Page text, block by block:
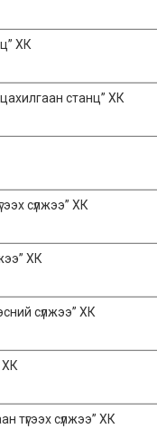
ХК
станц” ХК
сүлжээ” ХК
ХК
сүлжээ” ХК
ХК
түгээх сүлжээ” ХК